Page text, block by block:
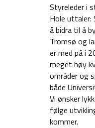
Styreleder i
Hole
å bidra til å
Tromsø og
er med på i
meget høy
områder og
både
Vi ønsker
følge
kommer.